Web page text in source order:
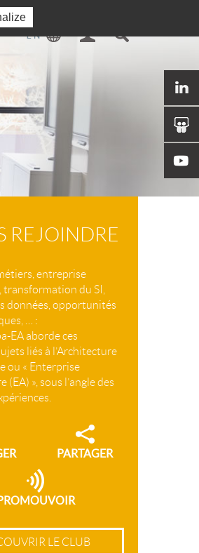
REJOINDRE
entreprise
du SI,
données, opportunités
… :
EA aborde ces
liés à l’Architecture
ou « Enterprise
(EA) », sous l’angle des
PARTAGER
LE CLUB